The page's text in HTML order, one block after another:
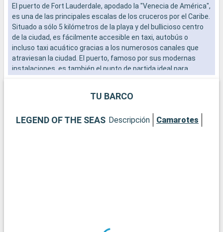
El puerto de Fort Lauderdale, apodado la "Venecia de América",
es una de las principales escalas de los cruceros por el Caribe.
Situado a sólo 5 kilómetros de la playa y del bullicioso centro
de la ciudad, es fácilmente accesible en taxi, autobús o
incluso taxi acuático gracias a los numerosos canales que
atraviesan la ciudad. El puerto, famoso por sus modernas
instalaciones, es también el punto de partida ideal para
Qué visitar en Fort Lauderdale
turquesas. El paseo de Las Olas Boulevard, con sus boutiques,
TU BARCO
LEGEND OF THE SEAS Descripción Camarotes